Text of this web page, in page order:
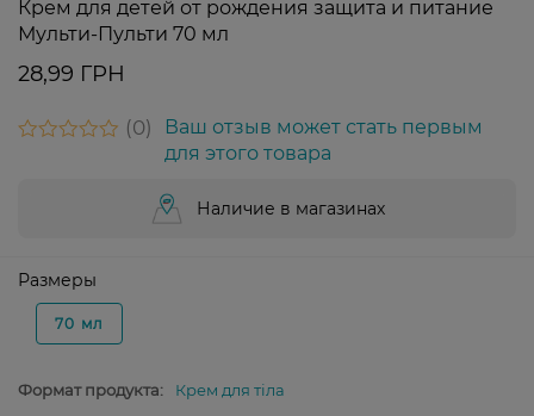
Крем для детей от рождения защита и питание
Мульти-Пульти 70 мл
28,99 ГРН
0
Ваш отзыв может стать первым
для этого товара
Наличие в магазинах
Размеры
70 мл
Формат продукта:
Крем для тіла